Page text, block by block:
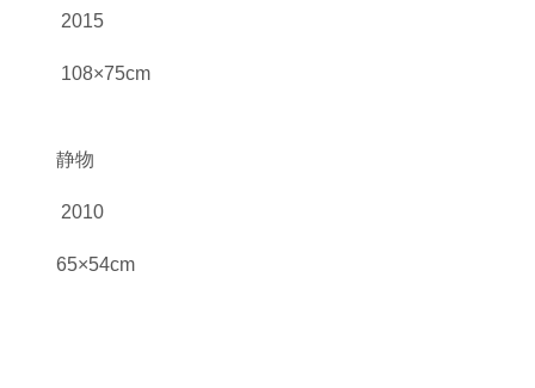
2015
108×75cm
静物
2010
65×54cm